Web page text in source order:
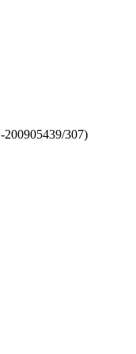
200905439/307)